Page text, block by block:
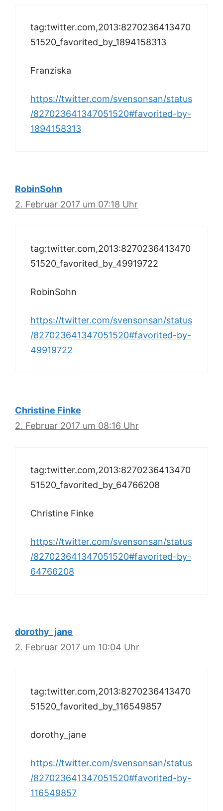
tag:twitter.com,2013:8270236413470
51520_favorited_by_1894158313
Franziska
https://twitter.com/svensonsan/status
/827023641347051520#favorited-by-
1894158313
RobinSohn
2. Februar 2017 um 07:18 Uhr
tag:twitter.com,2013:8270236413470
51520_favorited_by_49919722
RobinSohn
https://twitter.com/svensonsan/status
/827023641347051520#favorited-by-
49919722
Christine Finke
2. Februar 2017 um 08:16 Uhr
tag:twitter.com,2013:8270236413470
51520_favorited_by_64766208
Christine Finke
https://twitter.com/svensonsan/status
/827023641347051520#favorited-by-
64766208
dorothy_jane
2. Februar 2017 um 10:04 Uhr
tag:twitter.com,2013:8270236413470
51520_favorited_by_116549857
dorothy_jane
https://twitter.com/svensonsan/status
/827023641347051520#favorited-by-
116549857